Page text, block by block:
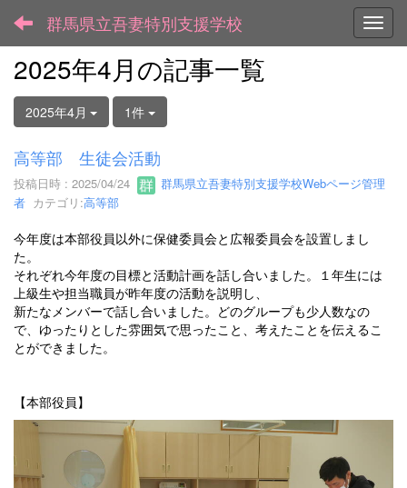
群馬県立吾妻特別支援学校
2025年4月の記事一覧
2025年4月 1件
高等部 生徒会活動
投稿日時 : 2025/04/24
群馬県立吾妻特別支援学校Webページ管理
者 カテゴリ:高等部
今年度は本部役員以外に保健委員会と広報委員会を設置しまし
た。
それぞれ今年度の目標と活動計画を話し合いました。１年生には
上級生や担当職員が昨年度の活動を説明し、
新たなメンバーで話し合いました。どのグループも少人数なの
で、ゆったりとした雰囲気で思ったこと、考えたことを伝えるこ
とができました。
【本部役員】